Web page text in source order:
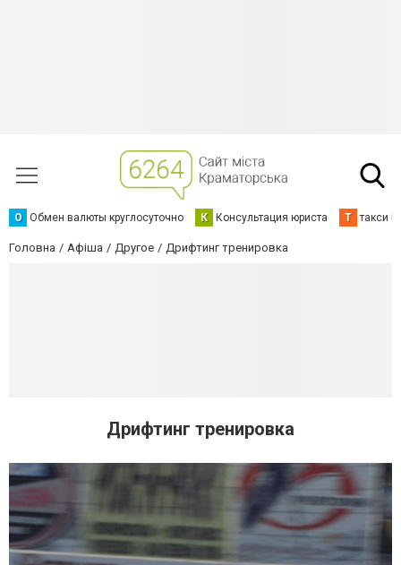
О Обмен валюты круглосуточно К Консультация юриста Т такси
Головна Афіша Другое Дрифтинг тренировка
Дрифтинг тренировка